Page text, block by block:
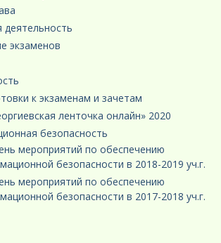
деятельность
экзаменов
к экзаменам и зачетам
ленточка онлайн» 2020
безопасность
мероприятий по обеспечению
безопасности в 2018-2019 уч.г.
мероприятий по обеспечению
безопасности в 2017-2018 уч.г.